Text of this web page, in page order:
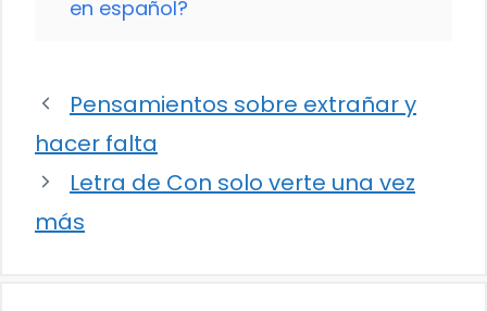
en español?
Pensamientos sobre extrañar y
hacer falta
Letra de Con solo verte una vez
más